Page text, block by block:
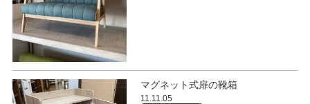
マグネット式扉の靴箱
11.11.05